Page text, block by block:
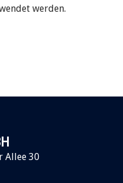
werden.
Allee 30